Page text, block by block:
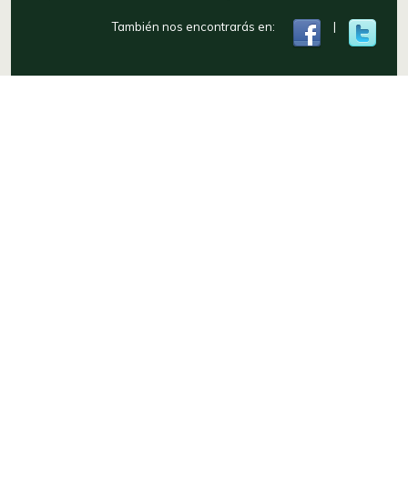
También nos encontrarás en: |